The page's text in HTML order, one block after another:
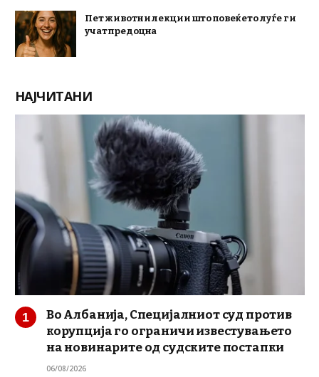
Пет животни лекции што повеќето луѓе ги
учат предоцна
НАЈЧИТАНИ
Во Албанија, Специјалниот суд против
корупција го ограничи известувањето
на новинарите од судските постапки
06/08/2026